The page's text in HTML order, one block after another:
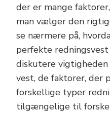
der er mange
man vælger den
se nærmere på,
perfekte
diskutere
vest, de faktorer, der
forskellige typer
tilgængelige til